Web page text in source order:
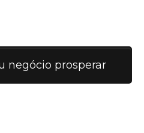
negócio prosperar